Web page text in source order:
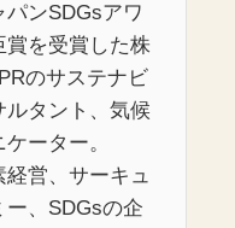
ンSDGsアワ
賞を受賞した株
のサステナビ
ルタント、気候
ーター。
営、サーキュ
ー、SDGsの企